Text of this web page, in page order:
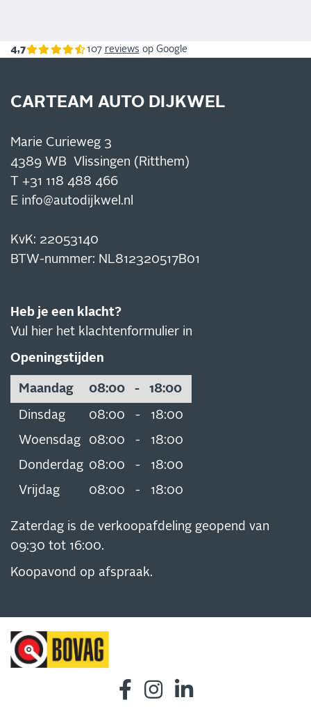
4,7 107 reviews op Google
CARTEAM AUTO DIJKWEL
Marie Curieweg 3
4389 WB Vlissingen (Ritthem)
T +31 118 488 466
E info@autodijkwel.nl
KvK: 22053140
BTW-nummer: NL812320517B01
Heb je een klacht?
Vul hier het klachtenformulier in
Openingstijden
Maandag 08:00 - 18:00
Dinsdag 08:00 -
18:00
Woensdag
08:00 -
18:00
Donderdag 08:00 -
18:00
Vrijdag
08:00 - 18:00
Zaterdag is de verkoopafdeling geopend van
09:30 tot 16:00.
Koopavond op afspraak.